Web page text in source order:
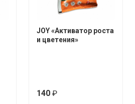
JOY «Активатор роста
и цветения»
140